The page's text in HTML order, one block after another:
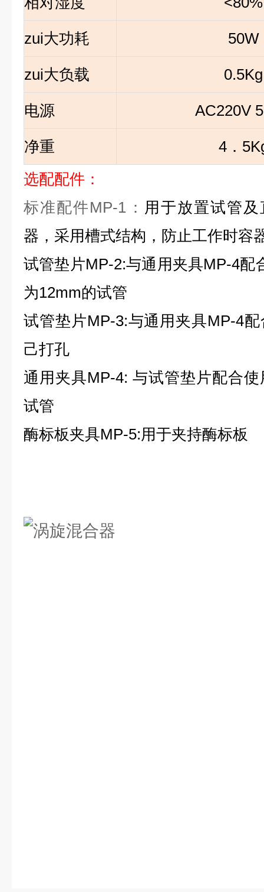
zui大功耗 50W
zui大负载 0.5Kg
电源 AC220V
净重 4．
选配配件 ：
标准配件MP-1： 用于放置试管
器，采用槽式结构，防止工作时容
试管垫片MP-2:与通用夹具MP-4配
为12mm的试管
试管垫片MP-3:与通用夹具MP-4
己打孔
通用夹具MP-4: 与试管垫片配合
试管
酶标板夹具MP-5:用于夹持酶标板